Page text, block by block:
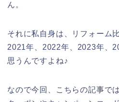
ん。
それに私自身は、リフォーム
2021年、2022年、2023年、
思うんですよね♪
なので今回、こちらの記事で